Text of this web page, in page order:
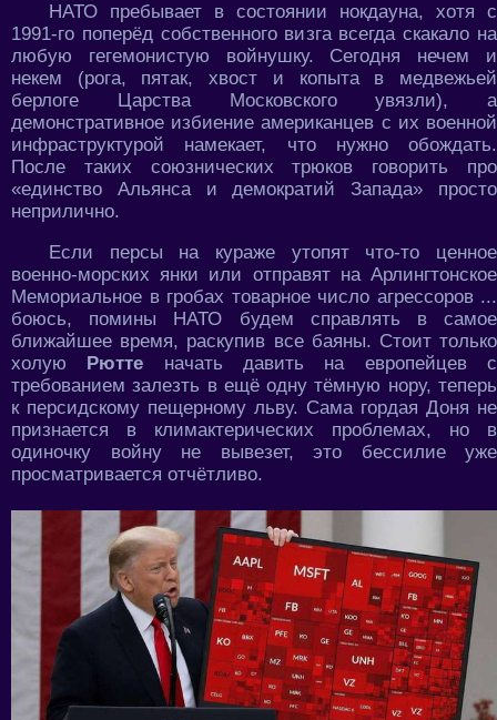
НАТО пребывает в состоянии нокдауна, хотя с
1991-го поперёд собственного визга всегда скакало на
любую гегемонистую войнушку. Сегодня нечем и
некем (рога, пятак, хвост и копыта в медвежьей
берлоге Царства Московского увязли), а
демонстративное избиение американцев с их военной
инфраструктурой намекает, что нужно обождать.
После таких союзнических трюков говорить про
«единство Альянса и демократий Запада» просто
неприлично.
Если персы на кураже утопят что-то ценное
военно-морских янки или отправят на Арлингтонское
Мемориальное в гробах товарное число агрессоров ...
боюсь, помины НАТО будем справлять в самое
ближайшее время, раскупив все баяны. Стоит только
холую Рютте начать давить на европейцев с
требованием залезть в ещё одну тёмную нору, теперь
к персидскому пещерному льву. Сама гордая Доня не
признается в климактерических проблемах, но в
одиночку войну не вывезет, это бессилие уже
просматривается отчётливо.